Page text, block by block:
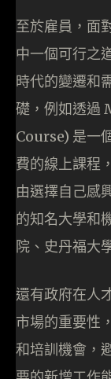
至於雇員，面
中一個可行之
時代的變遷和
礎，例如透過
Course) 是一
費的線上課程
由選擇自己感
的知名大學和
院、史丹福大
還有政府在人
市場的重要性
和培訓機會，